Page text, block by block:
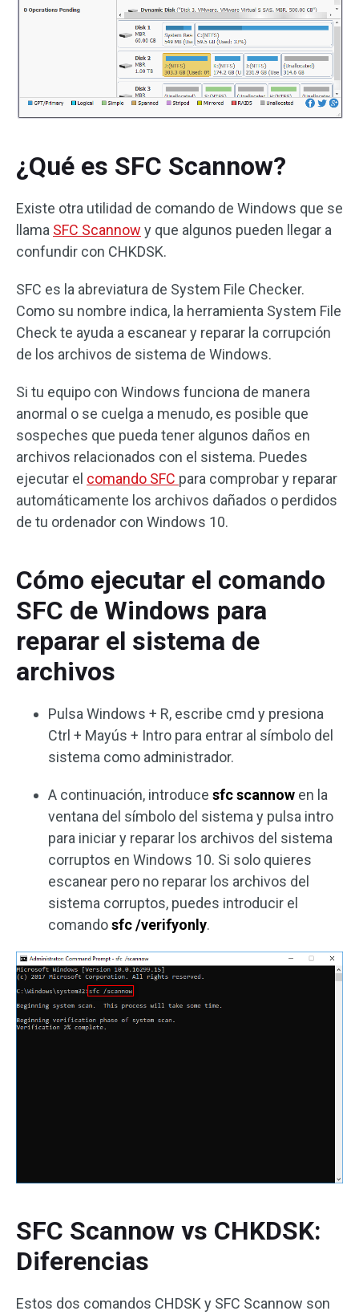
¿Qué es SFC Scannow?
Existe otra utilidad de comando de Windows que se
llama SFC Scannow y que algunos pueden llegar a
confundir con CHKDSK.
SFC es la abreviatura de System File Checker.
Como su nombre indica, la herramienta System File
Check te ayuda a escanear y reparar la corrupción
de los archivos de sistema de Windows.
Si tu equipo con Windows funciona de manera
anormal o se cuelga a menudo, es posible que
sospeches que pueda tener algunos daños en
archivos relacionados con el sistema. Puedes
ejecutar el comando SFC para comprobar y reparar
automáticamente los archivos dañados o perdidos
de tu ordenador con Windows 10.
Cómo ejecutar el comando
SFC de Windows para
reparar el sistema de
archivos
Pulsa Windows + R, escribe cmd y presiona
Ctrl + Mayús + Intro para entrar al símbolo del
sistema como administrador.
A continuación, introduce sfc scannow en la
ventana del símbolo del sistema y pulsa intro
para iniciar y reparar los archivos del sistema
corruptos en Windows 10. Si solo quieres
escanear pero no reparar los archivos del
sistema corruptos, puedes introducir el
comandosfc /verifyonly.
SFC Scannow vs CHKDSK:
Diferencias
Estos dos comandos CHDSK y SFC Scannow son